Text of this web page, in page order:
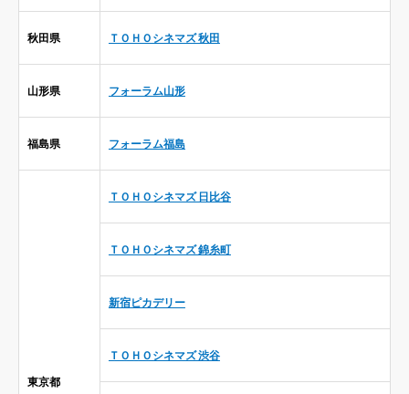
秋田県 ＴＯＨＯシネマズ 秋田
山形県 フォーラム山形
福島県 フォーラム福島
東京都
ＴＯＨＯシネマズ 日比谷
ＴＯＨＯシネマズ 錦糸町
新宿ピカデリー
ＴＯＨＯシネマズ 渋谷